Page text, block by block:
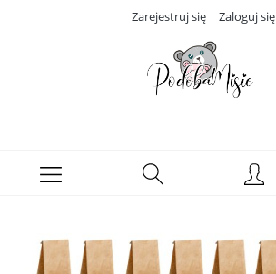
Zarejestruj się Zaloguj się